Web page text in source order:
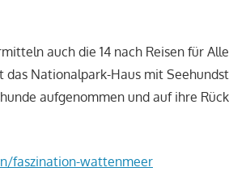
auch die 14 nach Reisen für
das Nationalpark-Haus mit
aufgenommen und auf ihre
faszination-wattenmeer